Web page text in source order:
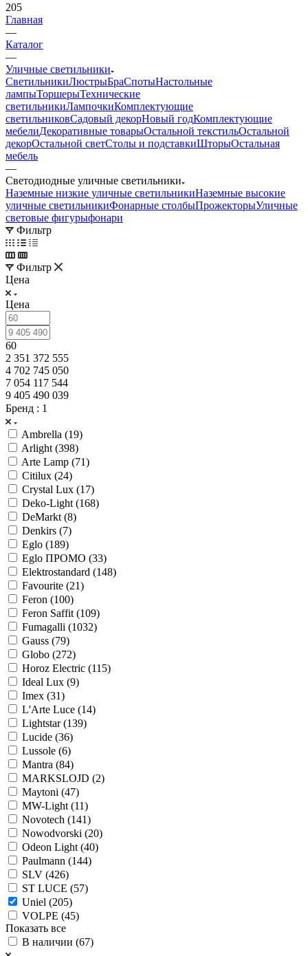
205
Главная
—
Каталог
—
Уличные светильники
СветильникиЛюстрыБраСпотыНастольные
лампыТоршерыТехнические
светильникиЛампочкиКомплектующие
светильниковСадовый декорНовый годКомплектующие
мебелиДекоративные товарыОстальной текстильОстальной
декорОстальной светСтолы и подставкиШторыОстальная
мебель
—
Светодиодные уличные светильники
Наземные низкие уличные светильникиНаземные высокие
уличные светильникиФонарные столбыПрожекторыУличные
световые фигурыфонари
Фильтр
Фильтр
Цена
Цена
60
2 351 372 555
4 702 745 050
7 054 117 544
9 405 490 039
Бренд : 1
Ambrella (19)
Arlight (398)
Arte Lamp (71)
Citilux (24)
Crystal Lux (17)
Deko-Light (168)
DeMarkt (8)
Denkirs (7)
Eglo (189)
Eglo ПРОМО (33)
Elektrostandard (148)
Favourite (21)
Feron (100)
Feron Saffit (109)
Fumagalli (1032)
Gauss (79)
Globo (272)
Horoz Electric (115)
Ideal Lux (9)
Imex (31)
L'Arte Luce (14)
Lightstar (139)
Lucide (36)
Lussole (6)
Mantra (84)
MARKSLOJD (2)
Maytoni (47)
MW-Light (11)
Novotech (141)
Nowodvorski (20)
Odeon Light (40)
Paulmann (144)
SLV (426)
ST LUCE (57)
Uniel (205)
VOLPE (45)
Показать все
В наличии (67)